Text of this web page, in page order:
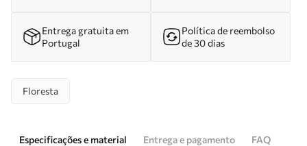
Entrega gratuita em
Portugal
Política de reembolso
de 30 dias
Floresta
Especificações e material Entrega e pagamento FAQ